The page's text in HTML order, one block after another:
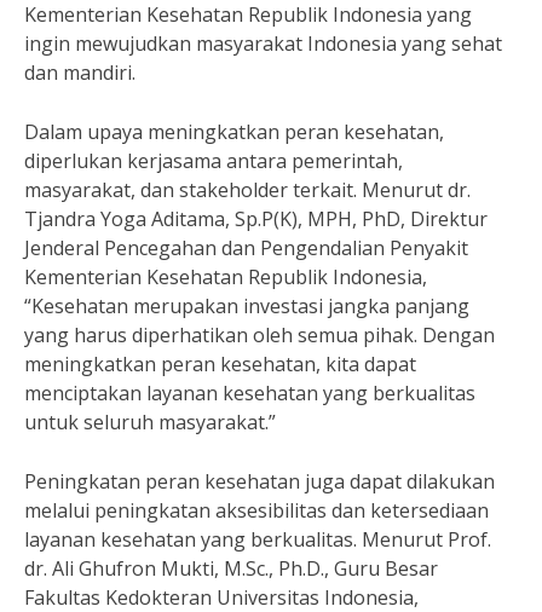
Kementerian Kesehatan Republik Indonesia yang
ingin mewujudkan masyarakat Indonesia yang sehat
dan mandiri.
Dalam upaya meningkatkan peran kesehatan,
diperlukan kerjasama antara pemerintah,
masyarakat, dan stakeholder terkait. Menurut dr.
Tjandra Yoga Aditama, Sp.P(K), MPH, PhD, Direktur
Jenderal Pencegahan dan Pengendalian Penyakit
Kementerian Kesehatan Republik Indonesia,
“Kesehatan merupakan investasi jangka panjang
yang harus diperhatikan oleh semua pihak. Dengan
meningkatkan peran kesehatan, kita dapat
menciptakan layanan kesehatan yang berkualitas
untuk seluruh masyarakat.”
Peningkatan peran kesehatan juga dapat dilakukan
melalui peningkatan aksesibilitas dan ketersediaan
layanan kesehatan yang berkualitas. Menurut Prof.
dr. Ali Ghufron Mukti, M.Sc., Ph.D., Guru Besar
Fakultas Kedokteran Universitas Indonesia,